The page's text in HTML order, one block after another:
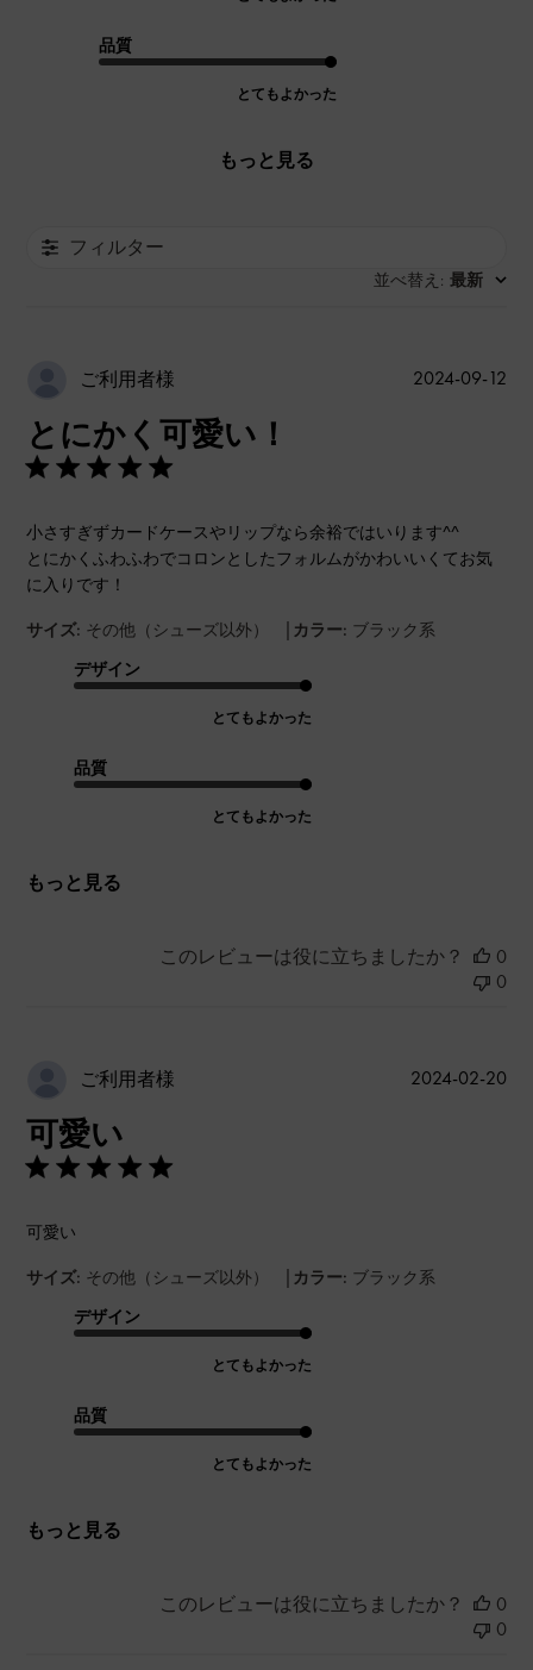
品質
とてもよかった
もっと見る
フィルター
並べ替え : 最新
ご利用者様
とにかく可愛い！
小さすぎずカードケースやリップなら余裕ではいります^^
とにかくふわふわでコロンとしたフォルムがかわいいくてお気
に入りです！
サイズ: その他（シューズ以外） | カラー: ブラック系
デザイン
とてもよかった
品質
とてもよかった
もっと見る
公
2024-09-12
このレビューは役に立ちましたか？
0
0
ご利用者様
可愛い
可愛い
サイズ: その他（シューズ以外） | カラー: ブラック系
デザイン
とてもよかった
品質
とてもよかった
もっと見る
公
2024-02-20
このレビューは役に立ちましたか？
0
0